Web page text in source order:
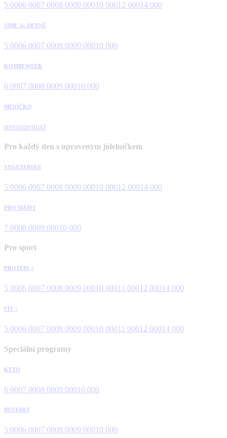
5 0006 0007 0008 0009 00010 00012 00014 000
JÍME 3x DENNĚ
5 0006 0007 0008 0009 00010 000
KOMBI WEEK
6 0007 0008 0009 00010 000
MENÍČKO
menumenuxl
Pro každý den s upraveným jídelníčkem
VEGETARIÁN
5 0006 0007 0008 0009 00010 00012 00014 000
PRO MÁMY
7 0008 0009 00010 000
Pro sport
PROTEIN +
5 0006 0007 0008 0009 00010 00011 00012 00014 000
FIT +
5 0006 0007 0008 0009 00010 00011 00012 00014 000
Speciální programy
KETO
6 0007 0008 0009 00010 000
RESTART
5 0006 0007 0008 0009 00010 000